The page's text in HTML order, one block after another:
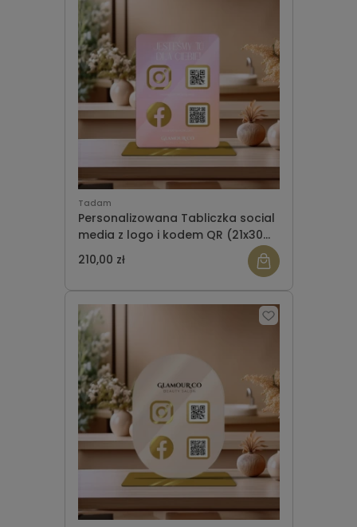
Tadam
Personalizowana Tabliczka social
media z logo i kodem QR (21x30
cm) satynowa ombre
210,00 zł